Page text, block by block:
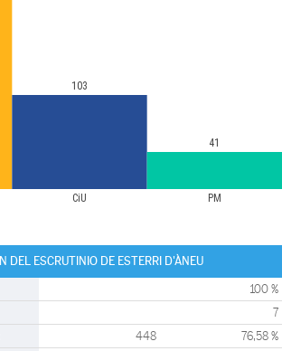
CiU PM
103
41
DEL ESCRUTINIO DE ESTERRI D'ÀNEU
100 %
7
448 76,58 %